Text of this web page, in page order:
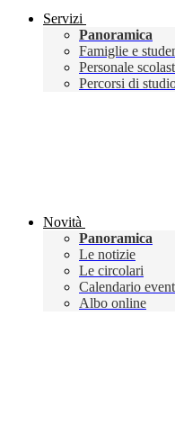
Servizi
Panoramica
Famiglie e
Personale
Percorsi di
Novità
Panoramica
Le notizie
Le circolari
Calendario
Albo online